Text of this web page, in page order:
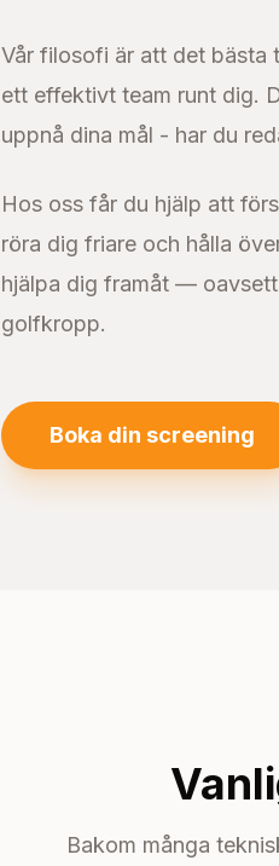
Vår filosofi är att det bästa
ett effektivt team runt dig.
uppnå dina mål - har du
Hos oss får du hjälp att
röra dig friare och hålla
hjälpa dig framåt — oavsett
golfkropp.
Boka din screening
Bakom många